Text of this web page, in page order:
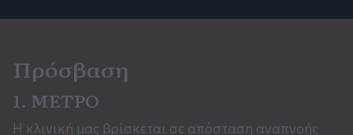
Πρόσβαση
1. ΜΕΤΡΟ
Η κλινική μας βρίσκεται σε απόσταση αναπνοής